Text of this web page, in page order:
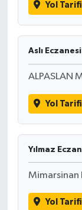
Yol Tarifi
Aslı Eczanesi
ALPASLAN
Yol Tarifi
Yılmaz
Mimarsinan
Yol Tarifi
Tokat